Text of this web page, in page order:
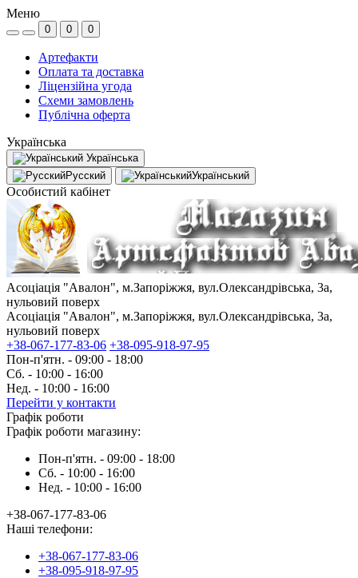
Меню
0 0 0
Артефакти
Оплата та доставка
Ліцензійна угода
Схеми замовлень
Публічна оферта
Українська
Українська
Русский
Український
Особистий кабінет
Асоціація "Авалон", м.Запоріжжя, вул.Олександрівська, 3а,
нульовий поверх
Асоціація "Авалон", м.Запоріжжя, вул.Олександрівська, 3а,
нульовий поверх
+38-067-177-83-06 +38-095-918-97-95
Пон-п'ятн. - 09:00 - 18:00
Сб. - 10:00 - 16:00
Нед. - 10:00 - 16:00
Перейти у контакти
Графік роботи
Графік роботи магазину:
Пон-п'ятн. - 09:00 - 18:00
Сб. - 10:00 - 16:00
Нед. - 10:00 - 16:00
+38-067-177-83-06
Наші телефони:
+38-067-177-83-06
+38-095-918-97-95